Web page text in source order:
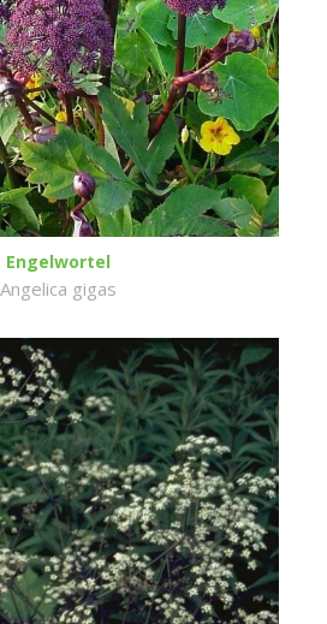
Engelwortel
Angelica gigas